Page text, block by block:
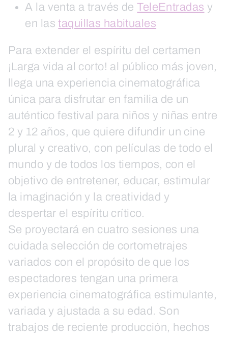
A la venta a través deTeleEntradas y
en lastaquillas habituales
Para extender el espíritu del certamen
¡Larga vida al corto! al público más joven,
llega una experiencia cinematográfica
única para disfrutar en familia de un
auténtico festival para niños y niñas entre
2 y 12 años, que quiere difundir un cine
plural y creativo, con películas de todo el
mundo y de todos los tiempos, con el
objetivo de entretener, educar, estimular
la imaginación y la creatividad y
despertar el espíritu crítico.
Se proyectará en cuatro sesiones una
cuidada selección de cortometrajes
variados con el propósito de que los
espectadores tengan una primera
experiencia cinematográfica estimulante,
variada y ajustada a su edad. Son
trabajos de reciente producción, hechos